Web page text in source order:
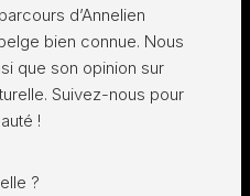
d’Annelien
bien connue. Nous
que son opinion sur
Suivez-nous pour
!
?